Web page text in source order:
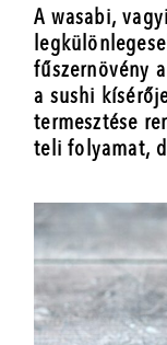
A wasabi,
fűszernövény
a sushi
termesztése
teli folyamat,